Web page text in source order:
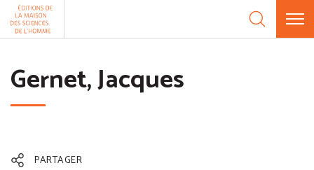
Aller au contenu
Gernet, Jacques
PARTAGER
Panneau de gestion des cookies